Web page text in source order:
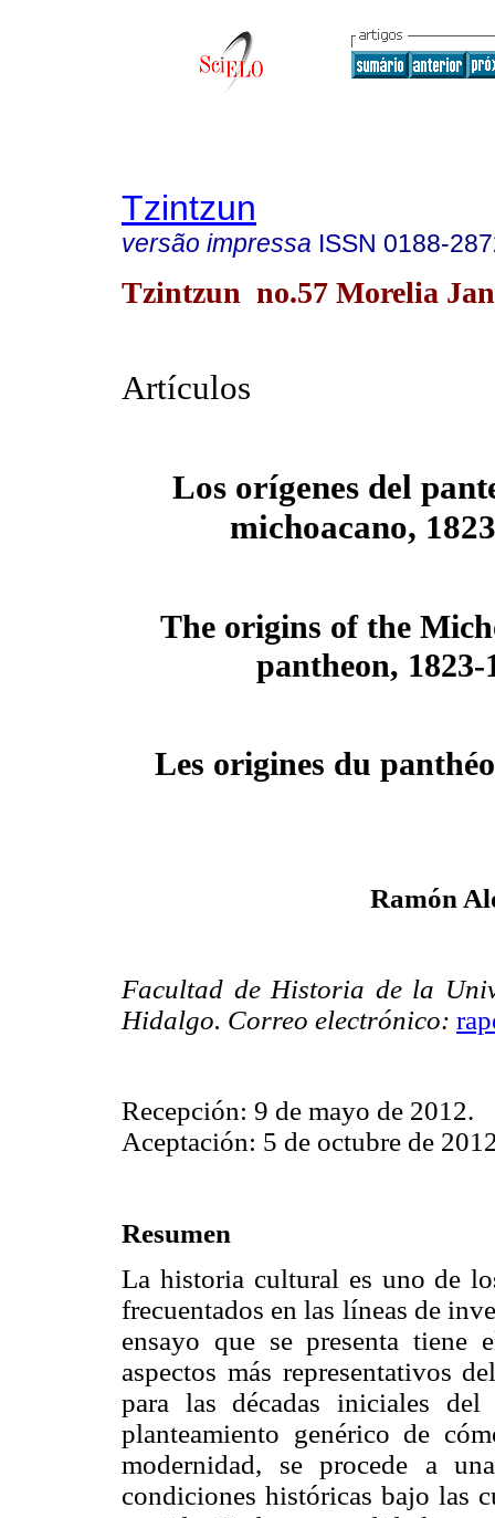
Tzintzun
versão impressa ISSN 0188-
Tzintzun no.57 Morelia
Artículos
Los orígenes del
michoacano,
The origins of the
pantheon, 1823-
Les origines du
Ramón
Facultad de Historia de la
Hidalgo. Correo electrónico:
Recepción: 9 de mayo de 2012.
Aceptación: 5 de octubre de
Resumen
La historia cultural es uno de
frecuentados en las líneas de
ensayo que se presenta
aspectos más representativos
para las décadas iniciales
planteamiento genérico de
modernidad, se procede a
condiciones históricas bajo las